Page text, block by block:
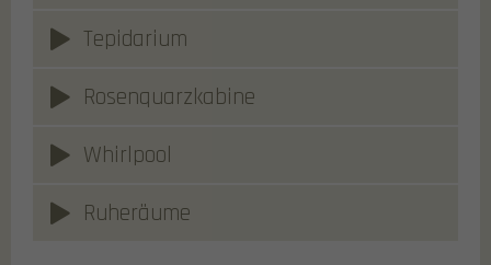
Tepidarium
Rosenquarzkabine
Whirlpool
Ruheräume